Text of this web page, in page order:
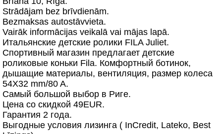
Strādājam bez brīvdienām.
Bezmaksas autostāvvieta.
Vairāk informācijas veikalā vai mājas lapā.
Итальянские детские ролики FILA Juliet.
Спортивный магазин предлагает детские
роликовые коньки Fila. Комфортный ботинок,
дышащие материалы, вентиляция, размер колеса
54Х32 mm/80 A.
Самый большой выбор в Риге.
Цена со скидкой 49EUR.
Гарантия 2 года.
Выгодные условия лизинга ( InCredit, Lateko, Best